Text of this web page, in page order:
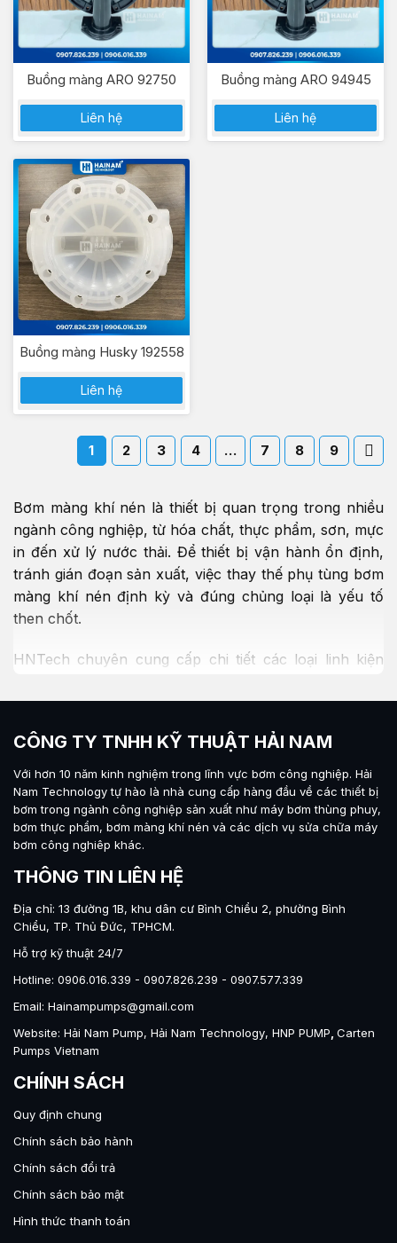
Buồng màng ARO 92750
Liên hệ
Buồng màng ARO 94945
Liên hệ
Buồng màng Husky 192558
Liên hệ
1 2 3 4 … 7 8 9
Bơm màng khí nén là thiết bị quan trọng trong nhiều
ngành công nghiệp, từ hóa chất, thực phẩm, sơn, mực
in đến xử lý nước thải. Để thiết bị vận hành ổn định,
tránh gián đoạn sản xuất, việc thay thế phụ tùng bơm
màng khí nén định kỳ và đúng chủng loại là yếu tố
then chốt.
HNTech chuyên cung cấp chi tiết các loại linh kiện
liệu, thương hiệu (ARO, Sandpiper, Wilden, Yamada…)
kết cung cấp hàng chính hãng, tương thích 100% với
thiết bị gốc, bảo hành rõ ràng và giao hàng toàn quốc.
Phụ tùng bơm màng khí nén gồm những gì?
Bộ phụ tùng bơm màng điển hình bao gồm các bộ
phận chính dưới đây, đảm bảo quá trình hút – xả diễn
ra liên tục và ổn định.
Màng bơm (Diaphragm)
Chức năng: Thực hiện chuyển động qua lại, tạo lực
hút và đẩy chất lỏng.
Các loại vật liệu:
PTFE (Teflon): Kháng hóa chất cực tốt, chịu
nhiệt cao.
Santoprene: Bền cơ học, mài mòn tốt, giá thành
hợp lý.
Buna-N (NBR): Chịu dầu, mỡ, xăng dầu.
EPDM: Kháng hóa chất vô cơ, ozone, thời tiết.
Viton: Chịu dung môi hữu cơ, nhiệt độ cao lên
CÔNG TY TNHH KỸ THUẬT HẢI NAM
Với hơn 10 năm kinh nghiệm trong lĩnh vực bơm công nghiệp. Hải
Nam Technologytự hào là nhà cung cấp hàng đầu về các thiết bị
bơm trong ngành công nghiệp sản xuất như máy bơm thùng phuy,
bơm thực phẩm, bơm màng khí nén và các dịch vụ sửa chữa máy
bơm công nghiêp khác.
THÔNG TIN LIÊN HỆ
Địa chỉ: 13 đường 1B, khu dân cư Bình Chiểu 2, phường Bình
Chiểu, TP. Thủ Đức, TPHCM.
Hỗ trợ kỹ thuật 24/7
Hotline: 0906.016.339 - 0907.826.239 - 0907.577.339
Email: Hainampumps@gmail.com
Website: Hải Nam Pump, Hải Nam Technology, HNP PUMP Carten
Pumps Vietnam
CHÍNH SÁCH
Quy định chung
Chính sách bảo hành
Chính sách đổi trả
Chính sách bảo mật
Hình thức thanh toán